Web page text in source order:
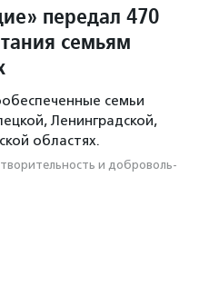
передал 470
семьям
семьи
Ленинградской,
областях.
и доброволь­